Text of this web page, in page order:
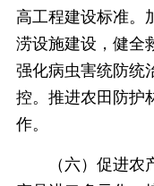
高工程建设标准。
涝设施建设，健全
强化病虫害统防统
控。推进农田防护
作。
（六）促进农产